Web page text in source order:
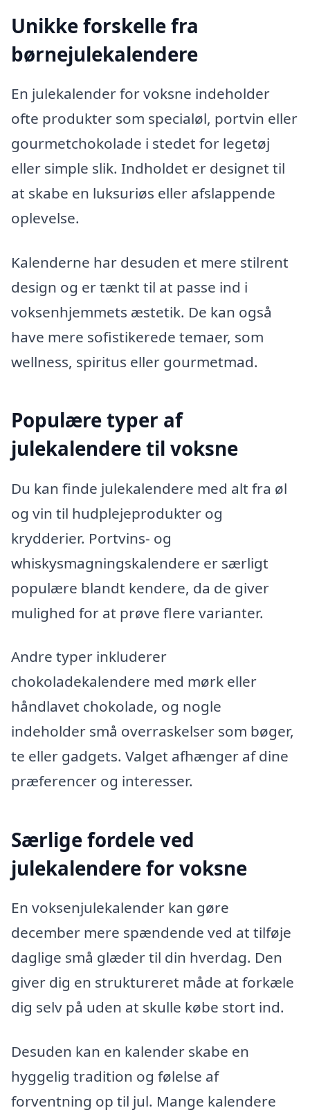
Unikke forskelle fra
børnejulekalendere
En julekalender for voksne indeholder
ofte produkter som specialøl, portvin eller
gourmetchokolade i stedet for legetøj
eller simple slik. Indholdet er designet til
at skabe en luksuriøs eller afslappende
oplevelse.
Kalenderne har desuden et mere stilrent
design og er tænkt til at passe ind i
voksenhjemmets æstetik. De kan også
have mere sofistikerede temaer, som
wellness, spiritus eller gourmetmad.
Populære typer af
julekalendere til voksne
Du kan finde julekalendere med alt fra øl
og vin til hudplejeprodukter og
krydderier. Portvins- og
whiskysmagningskalendere er særligt
populære blandt kendere, da de giver
mulighed for at prøve flere varianter.
Andre typer inkluderer
chokoladekalendere med mørk eller
håndlavet chokolade, og nogle
indeholder små overraskelser som bøger,
te eller gadgets. Valget afhænger af dine
præferencer og interesser.
Særlige fordele ved
julekalendere for voksne
En voksenjulekalender kan gøre
december mere spændende ved at tilføje
daglige små glæder til din hverdag. Den
giver dig en struktureret måde at forkæle
dig selv på uden at skulle købe stort ind.
Desuden kan en kalender skabe en
hyggelig tradition og følelse af
forventning op til jul. Mange kalendere